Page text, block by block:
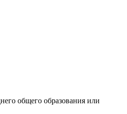
общего образования или